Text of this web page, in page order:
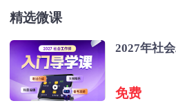
精选微课
2027年社
免费